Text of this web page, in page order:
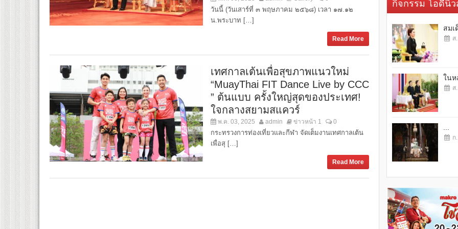
วันนี้ (วันเสาร์ที่ ๓ พฤษภาคม ๒๕๖๘) เวลา ๑๗.๑๒
น.พระบาท […]
Read More
เทศกาลเต้นเพื่อสุขภาพแนวใหม่
“MuayThai FIT Dance Live by CCC
” ต้นแบบ ครั้งใหญ่สุดของประเทศ!
ใจกลางสยามสแควร์
พ.ค. 03, 2025 admin ข่าวหน้า 1 0
กระทรวงการท่องเที่ยวและกีฬา จัดเต็มงานเทศกาลเต้น
เพื่อสุ […]
Read More
กิจกรรม โอดี้นิว
สมเ
ส
ในห
ส
ก